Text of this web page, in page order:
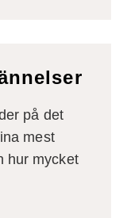
på det
mest
hur mycket